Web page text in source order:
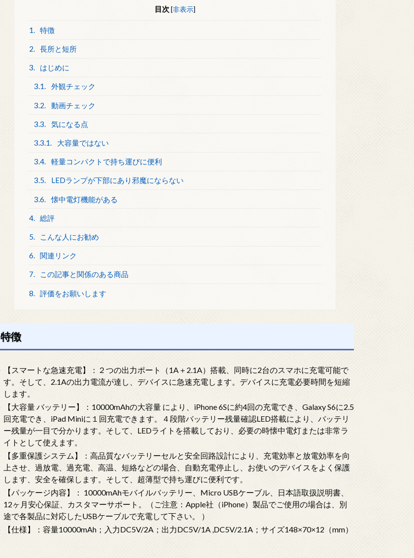
目次 [非表示]
1. 特徴
2. 長所と短所
3. はじめに
3.1. 外観チェック
3.2. 動画チェック
3.3. 気になる点
3.3.1. 大容量ではない
3.4. 軽量コンパクトで持ち運びに便利
3.5. LEDランプが下部にあり邪魔にならない
3.6. 懐中電灯機能がある
4. 総評
5. こんな人にお勧め
6. 関連リンク
7. この記事と関係のある商品
8. 評価をお願いします
特徴
【スマートな急速充電】：２つの出力ポート（1A＋2.1A）搭載、同時に2台のスマホに充電可能で
す。そして、2.1Aの出力電流が達し、デバイスに急速充電します。デバイスに充電必要時間を短縮
します。
【大容量 バッテリー】：10000mAhの大容量 により、iPhone 6Sに約4回の充電でき、Galaxy S6に2.5
回充電でき、iPad Miniに１回充電できます。４段階バッテリー残量確認LED搭載により、バッテリ
ー残量が一目で分かります。そして、LEDライトを搭載しており、必要の時懐中電灯または非常ラ
イトとして使えます。
【多重保護システム】：高品質なバッテリーセルと安全回路設計により、充電効率と放電効率を向
上させ、過放電、過充電、高温、短絡などの場合、自動充電停止し、お使いのデバイスをよく保護
します、安全を確保します。そして、超薄型で持ち運びに便利です。
【パッケージ内容】： 10000mAhモバイルバッテリー、Micro USBケーブル、日本語取扱説明書、
12ヶ月安心保証、カスタマーサポート。（ご注意：Apple社（iPhone）製品でご使用の場合は、別
途で各製品に対応したUSBケーブルで充電して下さい。 ）
【仕様】：容量10000mAh；入力DC5V/2A；出力DC5V/1A ,DC5V/2.1A；サイズ148×70×12（mm）